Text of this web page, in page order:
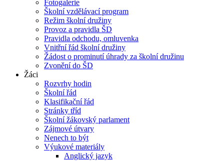
Fotogalerie
Školní vzdělávací program
Režim školní družiny
Provoz a pravidla ŠD
Pravidla odchodu, omluvenka
Vnitřní řád školní družiny
Žádost o prominutí úhrady za školní družinu
Zvonění do ŠD
Žáci
Rozvrhy hodin
Školní řád
Klasifikační řád
Stránky tříd
Školní žákovský parlament
Zájmové útvary
Nenech to být
Výukové materiály
Anglický jazyk